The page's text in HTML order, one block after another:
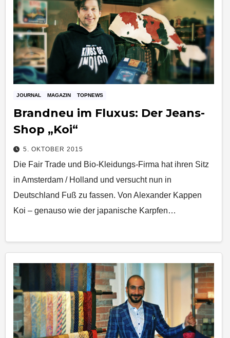
JOURNAL MAGAZIN TOPNEWS
Brandneu im Fluxus: Der Jeans-
Shop „Koi“
5. OKTOBER 2015
Die Fair Trade und Bio-Kleidungs-Firma hat ihren Sitz
in Amsterdam / Holland und versucht nun in
Deutschland Fuß zu fassen. Von Alexander Kappen
Koi – genauso wie der japanische Karpfen…